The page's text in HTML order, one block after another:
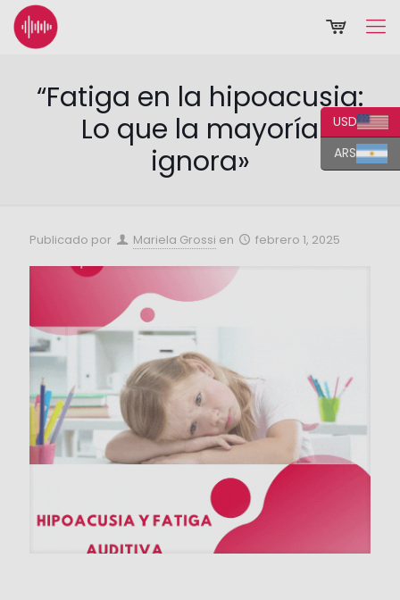
“Fatiga en la hipoacusia:
Lo que la mayoría
ignora»
Publicado por Mariela Grossi en febrero 1, 2025
USD
ARS